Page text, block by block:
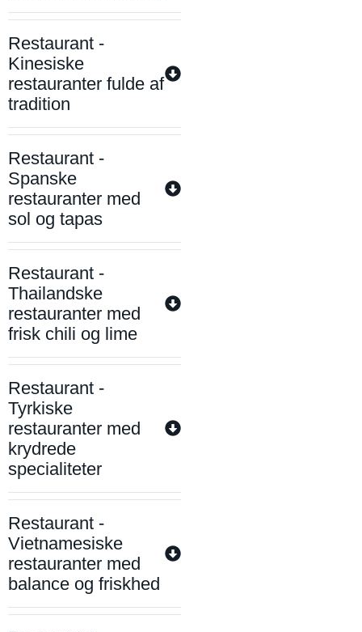
Restaurant -
Kinesiske
restauranter fulde af
tradition
Restaurant -
Spanske
restauranter med
sol og tapas
Restaurant -
Thailandske
restauranter med
frisk chili og lime
Restaurant -
Tyrkiske
restauranter med
krydrede
specialiteter
Restaurant -
Vietnamesiske
restauranter med
balance og friskhed